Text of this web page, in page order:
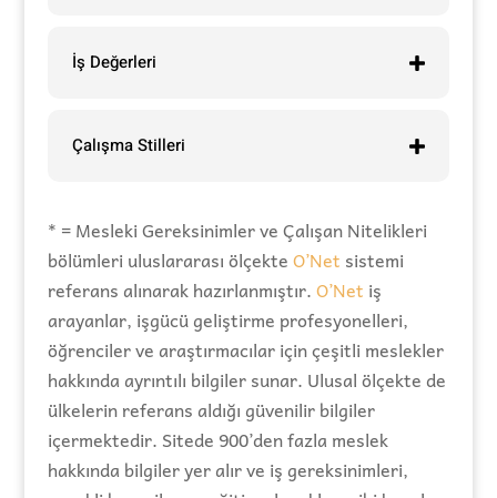
İş Değerleri
Çalışma Stilleri
* = Mesleki Gereksinimler ve Çalışan Nitelikleri
bölümleri uluslararası ölçekteO’Net sistemi
referans alınarak hazırlanmıştır.O’Net iş
arayanlar, işgücü geliştirme profesyonelleri,
öğrenciler ve araştırmacılar için çeşitli meslekler
hakkında ayrıntılı bilgiler sunar. Ulusal ölçekte de
ülkelerin referans aldığı güvenilir bilgiler
içermektedir. Sitede 900’den fazla meslek
hakkında bilgiler yer alır ve iş gereksinimleri,